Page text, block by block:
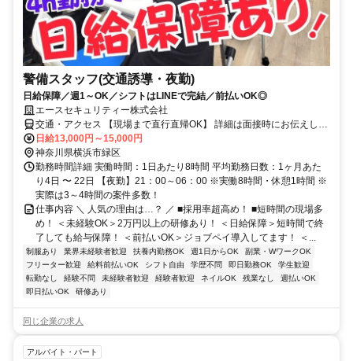
警備スタッフ(交通誘導・夜勤)
日給保障／週1～OK／シフトはLINEで完結／前払いOK◎
エースセキュリティー株式会社
交通・アクセス 【現場まで直行直帰OK】 詳細は面接時にお伝えしま
す
日給13,000円～15,000円
神奈川県横浜市緑区
勤務時間詳細 実働時間：1日あたり8時間 平均勤務日数：1ヶ月あた
り4日 〜 22日 【夜勤】21：00～06：00 ※実働8時間・休憩1時間 ※
実際は3～4時間の案件多数！
仕事内容 ＼ 人気の理由は…？ ／ ■採用率超高め！ ■短時間の現場多
め！ ＜未経験OK＞2万円以上の研修あり！ ＜日給保障＞短時間で終
了しても給与保障！ ＜前払いOK＞ジョブペイ導入してます！ ＜...
制服あり 業界未経験者歓迎 扶養内勤務OK 週1日からOK
副業・WワークOK
フリーター歓迎
給料前払いOK シフト自由 学歴不問 即日勤務OK
学生歓迎
転勤なし
経験不問 未経験者歓迎 経験者歓迎 ネイルOK 残業なし
週払いOK
即日払いOK
研修あり
同じ企業の求人
アルバイト・パート